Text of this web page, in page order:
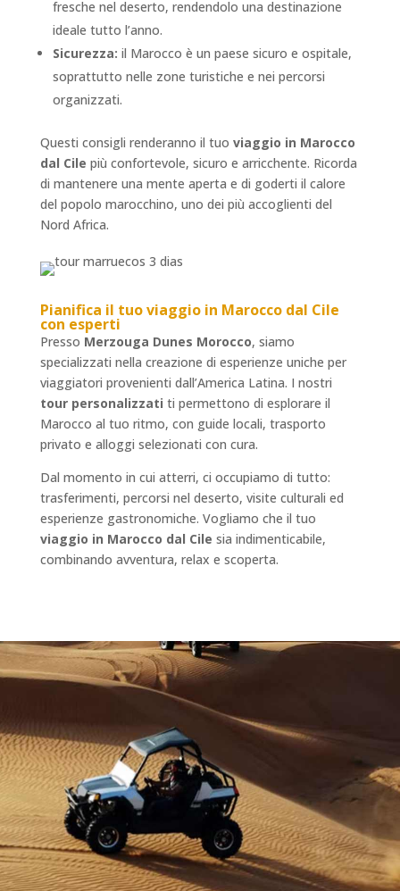
fresche nel deserto, rendendolo una destinazione
ideale tutto l’anno.
Sicurezza: il Marocco è un paese sicuro e ospitale,
soprattutto nelle zone turistiche e nei percorsi
organizzati.
Questi consigli renderanno il tuo viaggio in Marocco
dal Cile più confortevole, sicuro e arricchente. Ricorda
di mantenere una mente aperta e di goderti il calore
del popolo marocchino, uno dei più accoglienti del
Nord Africa.
Pianifica il tuoviaggio in Marocco dal Cile
con esperti
Presso Merzouga Dunes Morocco, siamo
specializzati nella creazione di esperienze uniche per
viaggiatori provenienti dall’America Latina. I nostri
tour personalizzati ti permettono di esplorare il
Marocco al tuo ritmo, con guide locali, trasporto
privato e alloggi selezionati con cura.
Dal momento in cui atterri, ci occupiamo di tutto:
trasferimenti, percorsi nel deserto, visite culturali ed
esperienze gastronomiche. Vogliamo che il tuo
viaggio in Marocco dal Cile sia indimenticabile,
combinando avventura, relax e scoperta.